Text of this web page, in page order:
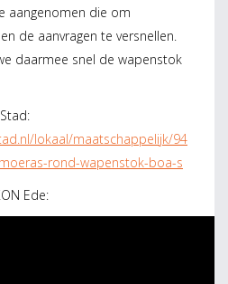
aangenomen die om
de aanvragen te versnellen.
daarmee snel de wapenstok
lokaal/maatschappelijk/94
rond-wapenstok-boa-s
Ede: